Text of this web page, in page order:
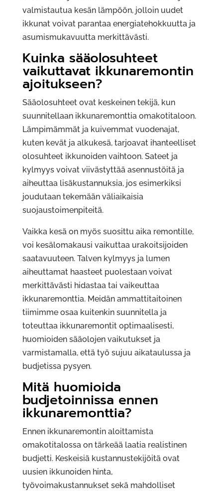
valmistautua kesän lämpöön, jolloin uudet
ikkunat voivat parantaa energiatehokkuutta ja
asumismukavuutta merkittävästi.
Kuinka sääolosuhteet
vaikuttavat ikkunaremontin
ajoitukseen?
Sääolosuhteet ovat keskeinen tekijä, kun
suunnitellaan ikkunaremonttia omakotitaloon.
Lämpimämmät ja kuivemmat vuodenajat,
kuten kevät ja alkukesä, tarjoavat ihanteelliset
olosuhteet ikkunoiden vaihtoon. Sateet ja
kylmyys voivat viivästyttää asennustöitä ja
aiheuttaa lisäkustannuksia, jos esimerkiksi
joudutaan tekemään väliaikaisia
suojaustoimenpiteitä.
Vaikka kesä on myös suosittu aika remontille,
voi kesälomakausi vaikuttaa urakoitsijoiden
saatavuuteen. Talven kylmyys ja lumen
aiheuttamat haasteet puolestaan voivat
merkittävästi hidastaa tai vaikeuttaa
ikkunaremonttia. Meidän ammattitaitoinen
tiimimme osaa kuitenkin suunnitella ja
toteuttaa ikkunaremontit optimaalisesti,
huomioiden sääolojen vaikutukset ja
varmistamalla, että työ sujuu aikataulussa ja
budjetissa pysyen.
Mitä huomioida
budjetoinnissa ennen
ikkunaremonttia?
Ennen ikkunaremontin aloittamista
omakotitalossa on tärkeää laatia realistinen
budjetti. Keskeisiä kustannustekijöitä ovat
uusien ikkunoiden hinta,
työvoimakustannukset sekä mahdolliset